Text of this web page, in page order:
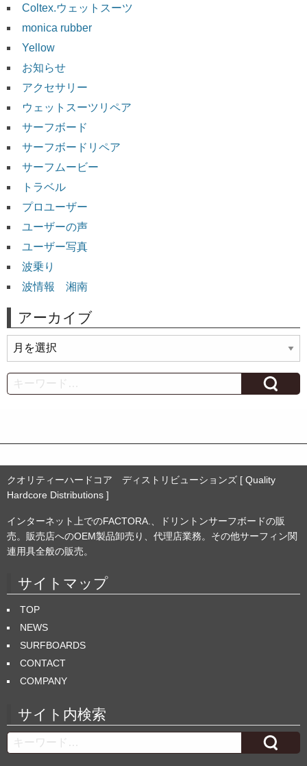
Coltex.ウェットスーツ
monica rubber
Yellow
お知らせ
アクセサリー
ウェットスーツリペア
サーフボード
サーフボードリペア
サーフムービー
トラベル
プロユーザー
ユーザーの声
ユーザー写真
波乗り
波情報 湘南
アーカイブ
ー
カ
イ
Search
クオリティーハードコア ディストリビューションズ [ Quality
Hardcore Distributions ]
インターネット上でのFACTORA.、ドリントンサーフボードの販
売。販売店へのOEM製品卸売り、代理店業務。その他サーフィン関
連用具全般の販売。
サイトマップ
TOP
NEWS
SURFBOARDS
CONTACT
COMPANY
サイト内検索
Search